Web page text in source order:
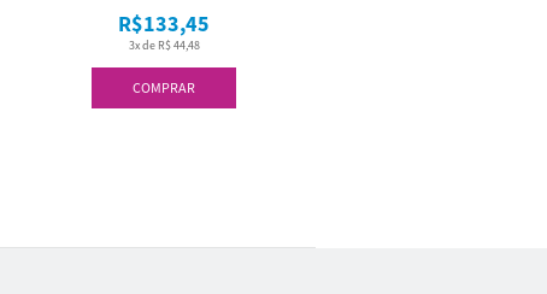
COMPRAR
3x de R$ 44,48
R$133,45